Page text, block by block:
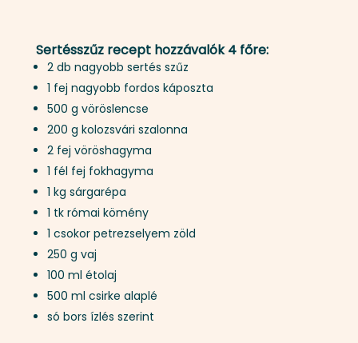
Sertésszűz recept hozzávalók 4 főre:
2 db nagyobb sertés szűz
1 fej nagyobb fordos káposzta
500 g vöröslencse
200 g kolozsvári szalonna
2 fej vöröshagyma
1 fél fej fokhagyma
1 kg sárgarépa
1 tk római kömény
1 csokor petrezselyem zöld
250 g vaj
100 ml étolaj
500 ml csirke alaplé
só bors ízlés szerint